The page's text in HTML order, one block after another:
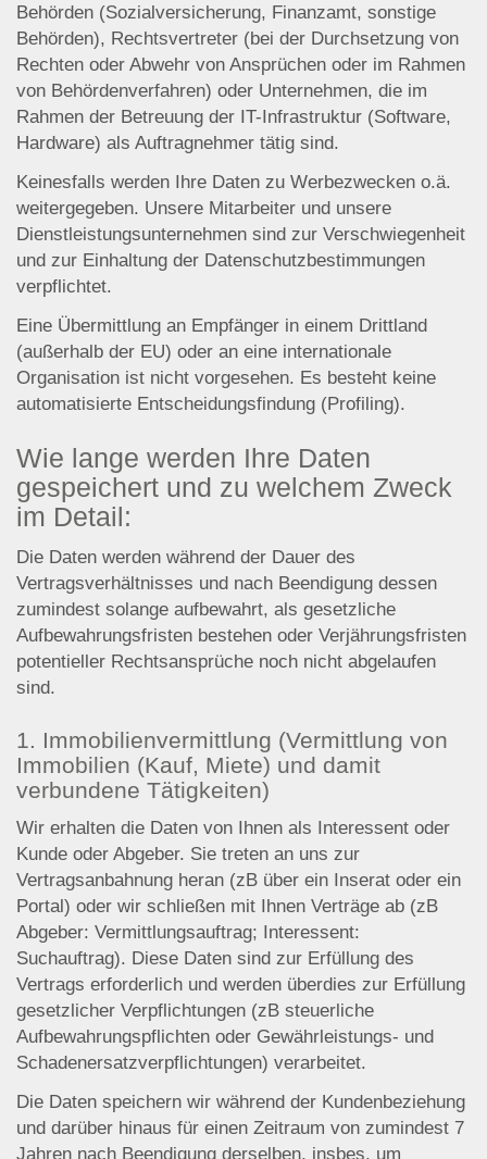
Behörden (Sozialversicherung, Finanzamt, sonstige
Behörden), Rechtsvertreter (bei der Durchsetzung von
Rechten oder Abwehr von Ansprüchen oder im Rahmen
von Behördenverfahren) oder Unternehmen, die im
Rahmen der Betreuung der IT-Infrastruktur (Software,
Hardware) als Auftragnehmer tätig sind.
Keinesfalls werden Ihre Daten zu Werbezwecken o.ä.
weitergegeben. Unsere Mitarbeiter und unsere
Dienstleistungsunternehmen sind zur Verschwiegenheit
und zur Einhaltung der Datenschutzbestimmungen
verpflichtet.
Eine Übermittlung an Empfänger in einem Drittland
(außerhalb der EU) oder an eine internationale
Organisation ist nicht vorgesehen. Es besteht keine
automatisierte Entscheidungsfindung (Profiling).
Wie lange werden Ihre Daten
gespeichert und zu welchem Zweck
im Detail:
Die Daten werden während der Dauer des
Vertragsverhältnisses und nach Beendigung dessen
zumindest solange aufbewahrt, als gesetzliche
Aufbewahrungsfristen bestehen oder Verjährungsfristen
potentieller Rechtsansprüche noch nicht abgelaufen
sind.
1. Immobilienvermittlung (Vermittlung von
Immobilien (Kauf, Miete) und damit
verbundene Tätigkeiten)
Wir erhalten die Daten von Ihnen als Interessent oder
Kunde oder Abgeber. Sie treten an uns zur
Vertragsanbahnung heran (zB über ein Inserat oder ein
Portal) oder wir schließen mit Ihnen Verträge ab (zB
Abgeber: Vermittlungsauftrag; Interessent:
Suchauftrag). Diese Daten sind zur Erfüllung des
Vertrags erforderlich und werden überdies zur Erfüllung
gesetzlicher Verpflichtungen (zB steuerliche
Aufbewahrungspflichten oder Gewährleistungs- und
Schadenersatzverpflichtungen) verarbeitet.
Die Daten speichern wir während der Kundenbeziehung
und darüber hinaus für einen Zeitraum von zumindest 7
Jahren nach Beendigung derselben, insbes. um